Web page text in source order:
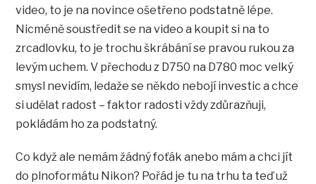
video, to je na novince ošetřeno podstatně lépe.
Nicméně soustředit se na video a koupit si na to
zrcadlovku, to je trochu škrábání se pravou rukou za
levým uchem. V přechodu z D750 na D780 moc velký
smysl nevidím, ledaže se někdo nebojí investic a chce
si udělat radost – faktor radosti vždy zdůrazňuji,
pokládám ho za podstatný.
Co když ale nemám žádný foťák anebo mám a chci jít
do plnoformátu Nikon? Pořád je tu na trhu ta teď už